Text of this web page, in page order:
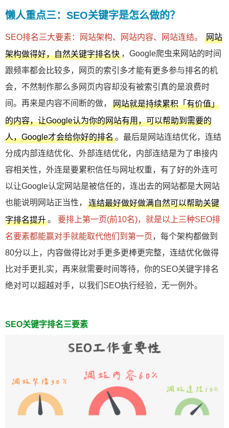
懒人重点三：SEO关键字是怎么做的？
SEO排名三大要素：网站架构、网站内容、网站连结。
网站
架构做得好，自然关键字排名快 ，Google爬虫来网站的时间
跟频率都会比较多，网页的索引多才能有更多参与排名的机
会，不然制作那么多网页内容却没有被索引真的是浪费时
间。再来是内容不间断的做，
网站就是持续累积「有价值」
的内容，让Google认为你的网站有用，可以帮助到需要的
人，Google才会给你好的排名。最后是网站连结优化，连结
分成内部连结优化、外部连结优化，内部连结是为了串接内
容相关性，外连是要累积信任与网址权重，有了好的外连可
以让Google认定网站是被信任的，连出去的网站都是大网站
也能说明网站正当性，
连结最好做好做满自然可以帮助关键
字排名提升。要排上第一页(前10名)，就是以上三种SEO排
名要素都能赢对手就能取代他们到第一页，每个架构都做到
80分以上，内容做得比对手更多更棒更完整，连结优化做得
比对手更扎实，再来就需要时间等待，你的SEO关键字排名
绝对可以超越对手，以我们SEO执行经验，无一例外。
SEO关键字排名三要素